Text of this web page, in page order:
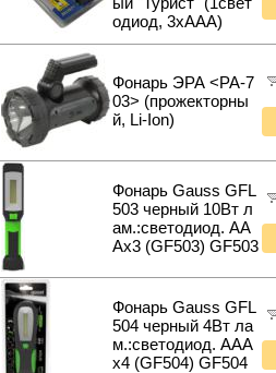
одиод, 3xAAA)
Фонарь ЭРА <PA-7
03> (прожекторны
й, Li-Ion)
Фонарь Gauss GFL
503 черный 10Вт л
ам.:светодиод. AA
Ax3 (GF503) GF503
Фонарь Gauss GFL
504 черный 4Вт ла
м.:светодиод. AAA
x4 (GF504) GF504